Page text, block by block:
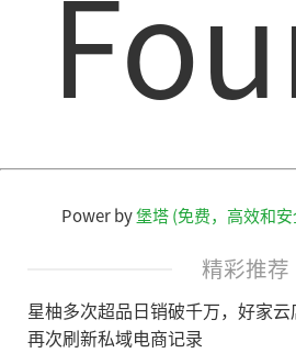
Power by堡塔 (免费，高效和
精彩推荐
星柚多次超品日销破千万，好家云
再次刷新私域电商记录